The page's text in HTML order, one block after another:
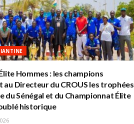
Hommes : les champions
au Directeur du CROUS les trophées
du Sénégal et du Championnat Élite
historique